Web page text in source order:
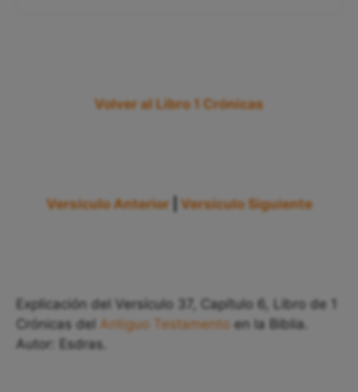
Volver al Libro 1 Crónicas
Versículo Anterior Versículo Siguiente
Explicación del Versículo 37, Capítulo 6, Libro de 1
Crónicas del Antiguo Testamento en la Biblia.
Autor: Esdras.